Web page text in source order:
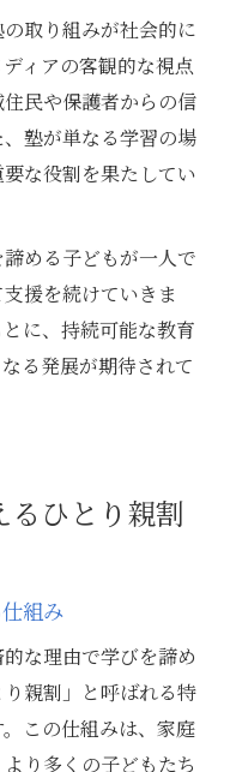
取り組みが社会的に
ィアの客観的な視点
民や保護者からの信
塾が単なる学習の場
な役割を果たしてい
める子どもが一人で
援を続けていきま
に、持続可能な教育
る発展が期待されて
るひとり親割
組み
な理由で学びを諦め
親割」と呼ばれる特
この仕組みは、家庭
り多くの子どもたち